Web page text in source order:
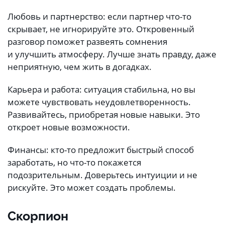
Любовь и партнерство: если партнер что-то
скрывает, не игнорируйте это. Откровенный
разговор поможет развеять сомнения
и улучшить атмосферу. Лучше знать правду, даже
неприятную, чем жить в догадках.
Карьера и работа: ситуация стабильна, но вы
можете чувствовать неудовлетворенность.
Развивайтесь, приобретая новые навыки. Это
откроет новые возможности.
Финансы: кто-то предложит быстрый способ
заработать, но что-то покажется
подозрительным. Доверьтесь интуиции и не
рискуйте. Это может создать проблемы.
Скорпион